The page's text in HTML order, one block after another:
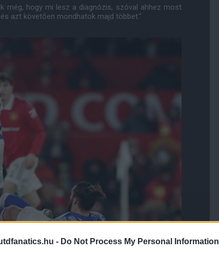
- Do Not Process My Personal Information
még, hogy mi lesz a diagnózis, szóval ahhez most
azt követően mondhatok majd többet."